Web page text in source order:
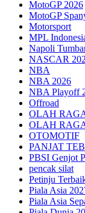
MotoGP 2026
MotoGP
Motorsport
MPL
Napoli
NASCAR
NBA
NBA 2026
NBA Playoff
Offroad
OLAH
OLAH
OTOMOTIF
PANJAT
PBSI Genjot
pencak silat
Petinju
Piala Asia
Piala Asia